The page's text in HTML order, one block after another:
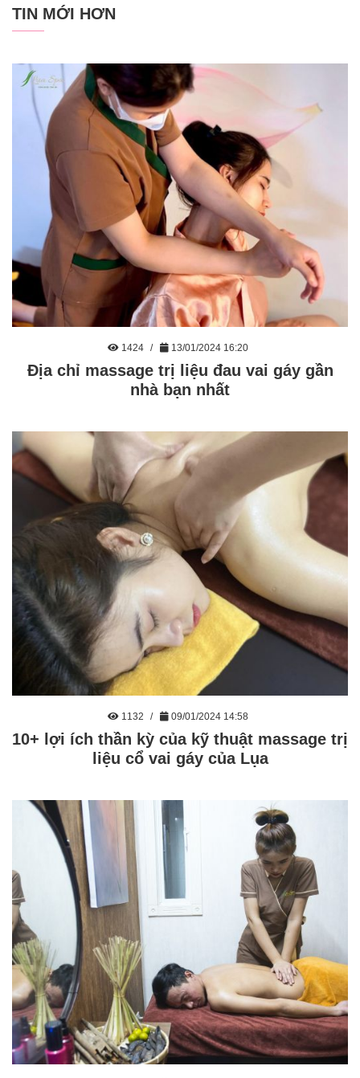
TIN MỚI HƠN
1424 13/01/2024 16:20
Địa chỉ massage trị liệu đau vai gáy gần
nhà bạn nhất
1132 09/01/2024 14:58
10+ lợi ích thần kỳ của kỹ thuật massage trị
liệu cổ vai gáy của Lụa